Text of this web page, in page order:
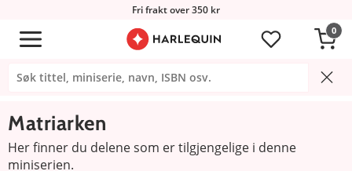
Fri frakt over 350 kr
0
Matriarken
Her finner du delene som er tilgjengelige i denne
miniserien.